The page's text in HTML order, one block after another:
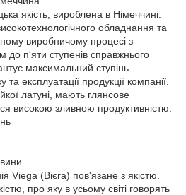
якість, вироблена в Німеччині.
обладнання та
виробничому процесі з
п'яти ступенів справжнього
максимальний ступінь
та експлуатації продукції компанії.
латуні, мають глянсове
високою зливною продуктивністю.
Viega (Вієга) пов'язане з якістю.
про яку в усьому світі говорять